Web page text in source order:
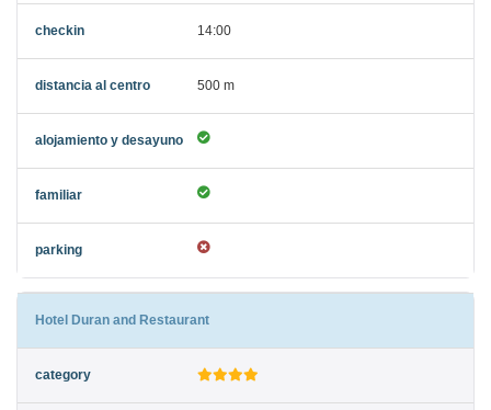
14:00
500 m
Hotel Duran and Restaurant